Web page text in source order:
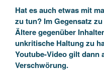
Hat es auch etwas mit
zu tun? Im Gegensatz
Ältere gegenüber
unkritische Haltung zu
Youtube-Video gilt dann
Verschwörung.